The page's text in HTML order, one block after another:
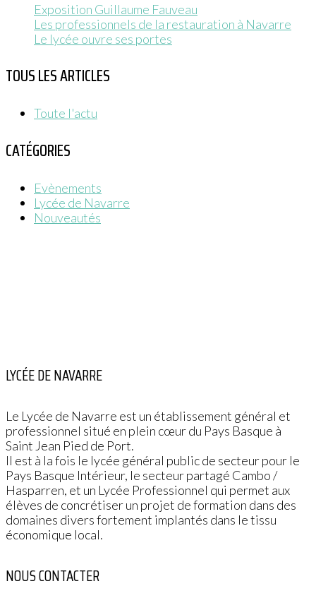
Exposition Guillaume Fauveau
Les professionnels de la restauration à Navarre
Le lycée ouvre ses portes
TOUS LES ARTICLES
Toute l'actu
CATÉGORIES
Evènements
Lycée de Navarre
Nouveautés
LYCÉE DE NAVARRE
Le Lycée de Navarre est un établissement général et
professionnel situé en plein cœur du Pays Basque à
Saint Jean Pied de Port.
Il est à la fois le lycée général public de secteur pour le
Pays Basque Intérieur, le secteur partagé Cambo /
Hasparren, et un Lycée Professionnel qui permet aux
élèves de concrétiser un projet de formation dans des
domaines divers fortement implantés dans le tissu
économique local.
NOUS CONTACTER